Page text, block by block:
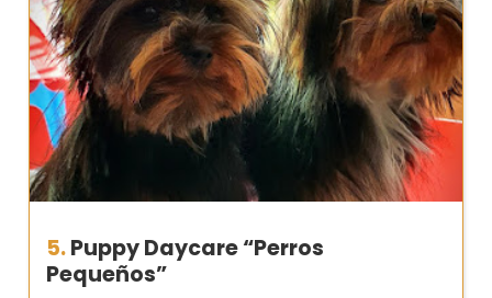
5.Puppy Daycare “Perros
Pequeños”